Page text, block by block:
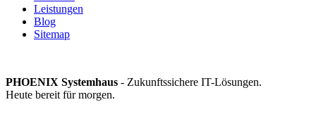
Leistungen
Blog
Sitemap
PHOENIX Systemhaus - Zukunftssichere IT-Lösungen.
Heute bereit für morgen.